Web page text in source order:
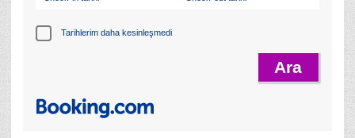
Tarihlerim daha kesinleşmedi